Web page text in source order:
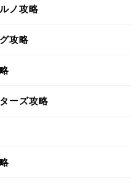
ノ攻略
攻略
ーズ攻略